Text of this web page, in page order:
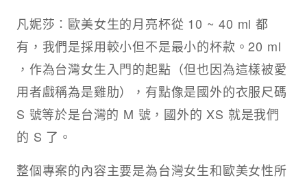
凡妮莎：歐美女生的月亮杯從 10 ~ 40 ml 都
有，我們是採用較小但不是最小的杯款。20 ml
，作為台灣女生入門的起點（但也因為這樣被愛
用者戲稱為是雞肋），有點像是國外的衣服尺碼
S 號等於是台灣的 M 號，國外的 XS 就是我們
的 S 了。
整個專案的內容主要是為台灣女生和歐美女性所